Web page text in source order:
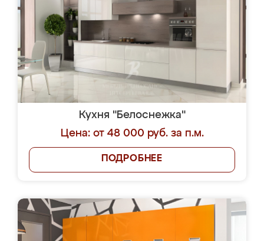
Кухня "Белоснежка"
Цена: от 48 000 руб. за п.м.
ПОДРОБНЕЕ